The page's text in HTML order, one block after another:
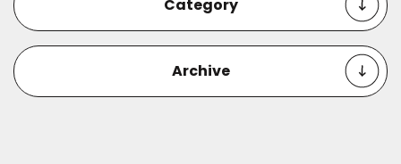
Category
Archive